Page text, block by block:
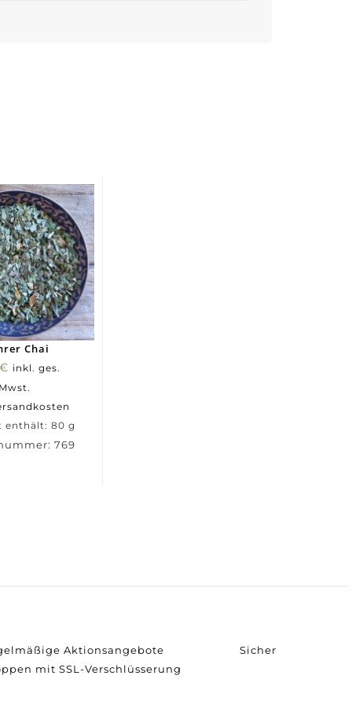
Chai
€ inkl. ges.
Mwst.
enthält: 80 g
769
Aktionsangebote Sicher
mit SSL-Verschlüsserung